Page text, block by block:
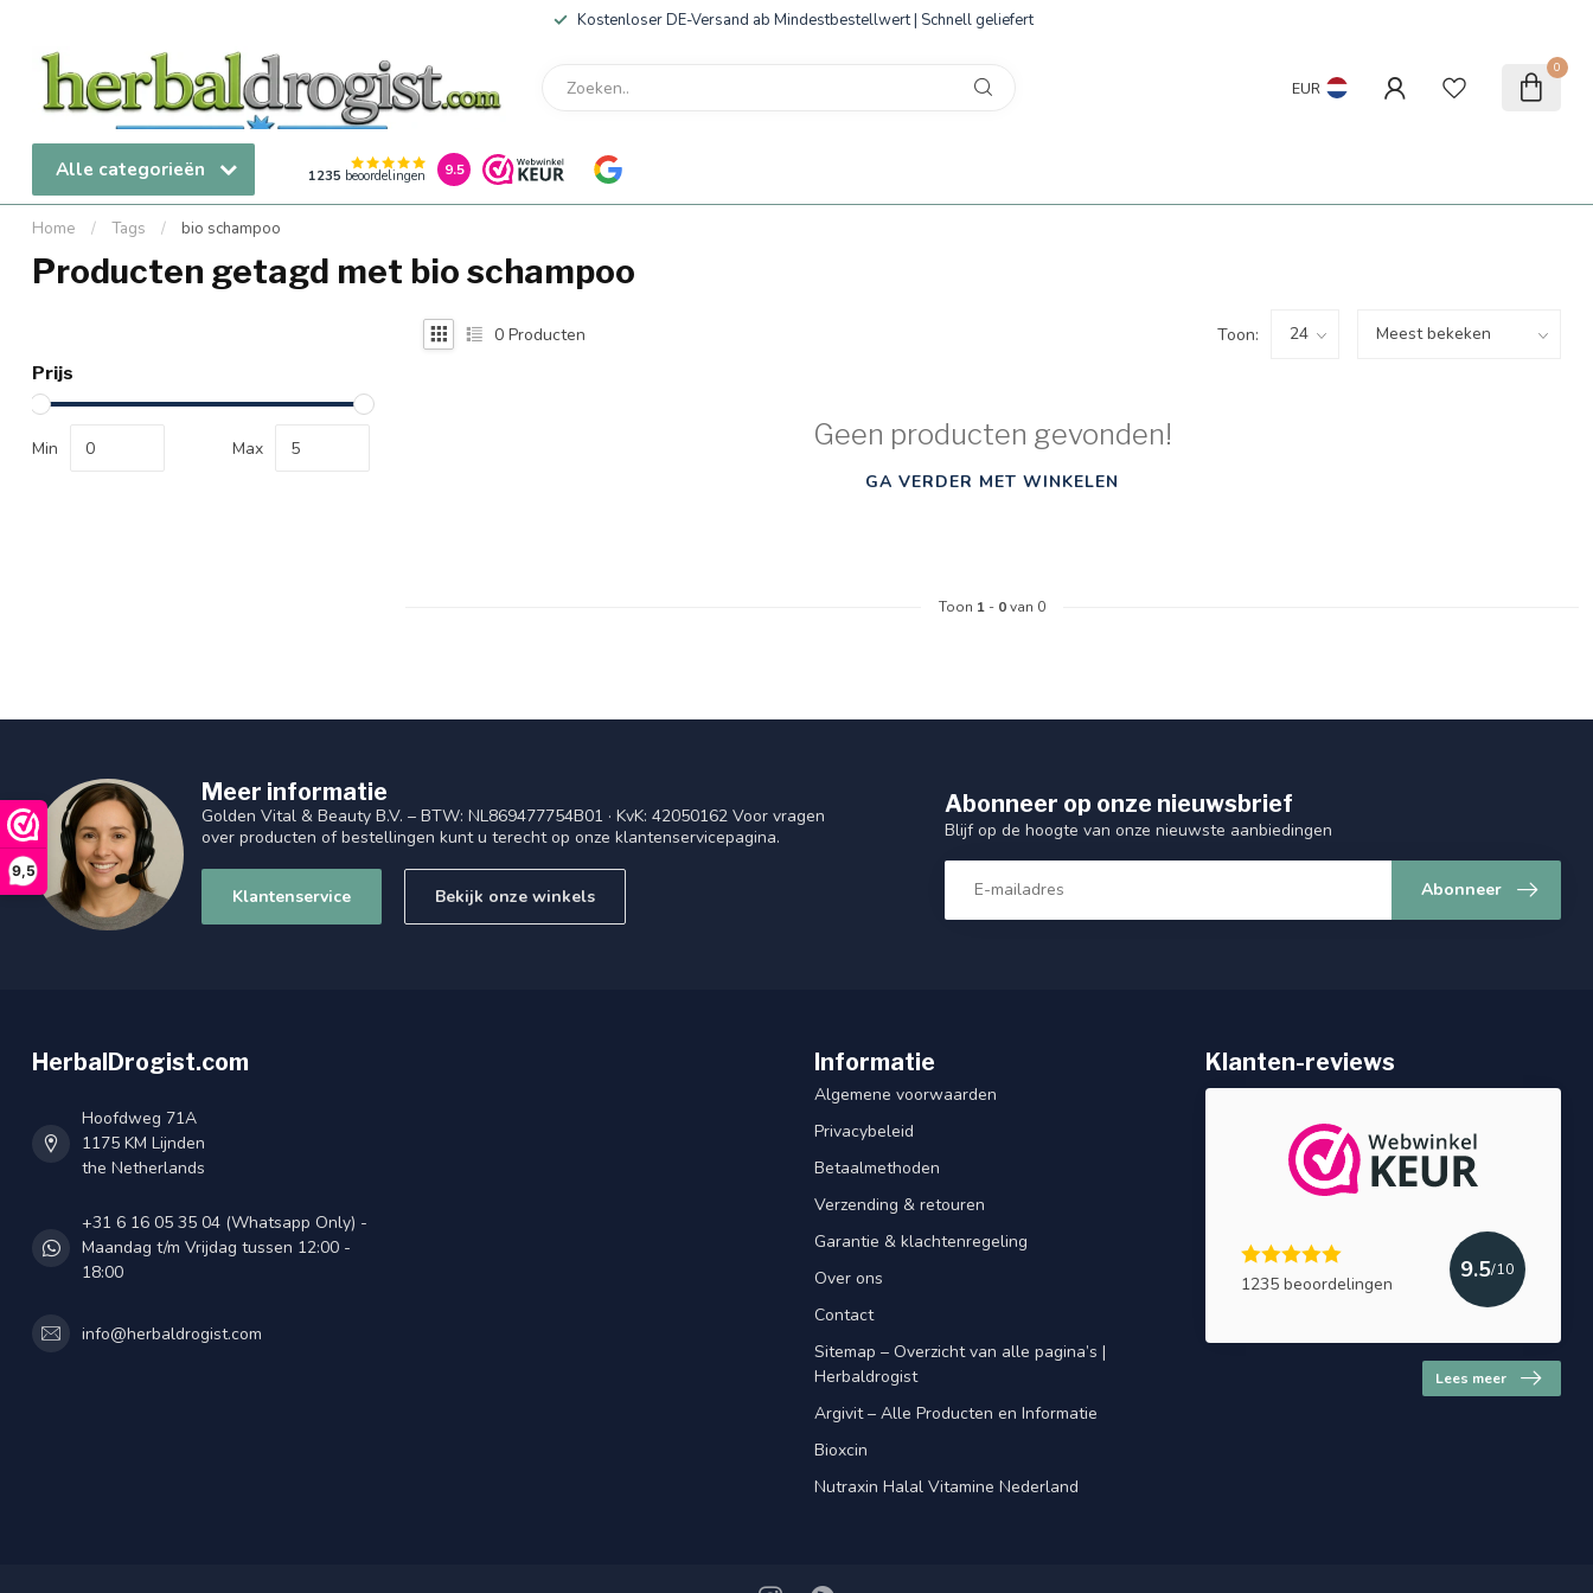
9,5
Kostenloser DE-Versand ab Mindestbestellwert | Schnell geliefert
EUR
0
Alle categorieën 1235 beoordelingen 9.5
Home / Tags / bio schampoo
Producten getagd met bio schampoo
Prijs
Min Max
0 Producten Toon:
Geen producten gevonden!
GA VERDER MET WINKELEN
Toon 1 - 0van 0
Meer informatie
Golden Vital & Beauty B.V. – BTW: NL869477754B01 · KvK: 42050162 Voor vragen
over producten of bestellingen kunt u terecht op onze klantenservicepagina.
Klantenservice Bekijk onze winkels
Abonneer op onze nieuwsbrief
Blijf op de hoogte van onze nieuwste aanbiedingen
Abonneer
HerbalDrogist.com
Hoofdweg 71A
1175 KM Lijnden
the Netherlands
+31 6 16 05 35 04 (Whatsapp Only) -
Maandag t/m Vrijdag tussen 12:00 -
18:00
info@herbaldrogist.com
Informatie
Algemene voorwaarden
Privacybeleid
Betaalmethoden
Verzending & retouren
Garantie & klachtenregeling
Over ons
Contact
Sitemap – Overzicht van alle pagina’s |
Herbaldrogist
Argivit – Alle Producten en Informatie
Bioxcin
Nutraxin Halal Vitamine Nederland
Klanten-reviews
1235 beoordelingen
9.5/10
Lees meer